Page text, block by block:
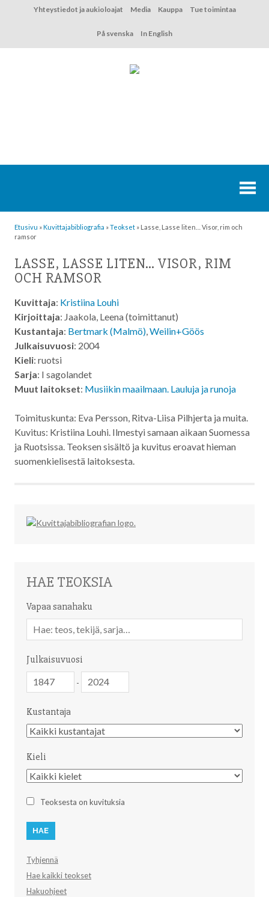
Yhteystiedot ja aukioloajat Media Kauppa Tue toimintaa
På svenska In English
Etusivu »Kuvittaja­bibliografia »Teokset » Lasse, Lasse liten… Visor, rim och
ramsor
LASSE, LASSE LITEN… VISOR, RIM
OCH RAMSOR
Kuvittaja: Kristiina Louhi
Kirjoittaja: Jaakola, Leena (toimittanut)
Kustantaja: Bertmark (Malmö),Weilin+Göös
Julkaisuvuosi: 2004
Kieli: ruotsi
Sarja: I sagolandet
Muut laitokset: Musiikin maailmaan. Lauluja ja runoja
Toimituskunta: Eva Persson, Ritva-Liisa Pilhjerta ja muita.
Kuvitus: Kristiina Louhi. Ilmestyi samaan aikaan Suomessa
ja Ruotsissa. Teoksen sisältö ja kuvitus eroavat hieman
suomenkielisestä laitoksesta.
HAE TEOKSIA
Vapaa sanahaku
sanahaku
Julkaisuvuosi
-
Kustantaja
Kustantaja
Kieli
Kieli
Teoksesta on kuvituksia
Tyhjennä
Hae kaikki teokset
Hakuohjeet